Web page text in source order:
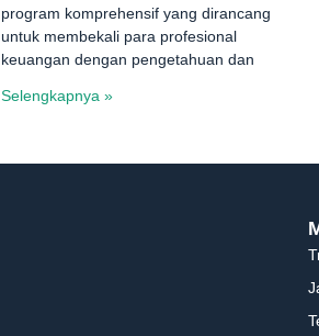
program komprehensif yang dirancang
untuk membekali para profesional
keuangan dengan pengetahuan dan
Selengkapnya »